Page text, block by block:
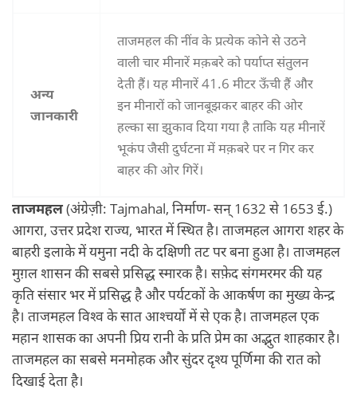
अन्य
जानकारी
ताजमहल की नींव के प्रत्‍येक कोने से उठने
वाली चार मीनारें मक़बरे को पर्याप्‍त संतुलन
देती हैं। यह मीनारें 41.6 मीटर ऊँची हैं और
इन मीनारों को जानबूझकर बाहर की ओर
हल्‍का सा झुकाव दिया गया है ताकि यह मीनारें
भूकंप जैसी दुर्घटना में मक़बरे पर न गिर कर
बाहर की ओर गिरें।
ताजमहल(अंग्रेज़ी: Tajmahal, निर्माण- सन् 1632 से 1653 ई.)
आगरा, उत्तर प्रदेश राज्य, भारत में स्थित है। ताजमहल आगरा शहर के
बाहरी इलाके में यमुना नदी के दक्षिणी तट पर बना हुआ है। ताजमहल
मुग़ल शासन की सबसे प्रसिद्ध स्मारक है। सफ़ेद संगमरमर की यह
कृति संसार भर में प्रसिद्ध है और पर्यटकों के आकर्षण का मुख्य केन्द्र
है। ताजमहल विश्‍व के सात आश्‍चर्यों में से एक है। ताजमहल एक
महान शासक का अपनी प्रिय रानी के प्रति प्रेम का अद्भुत शाहकार है।
ताजमहल का सबसे मनमोहक और सुंदर दृश्‍य पूर्णिमा की रात को
दिखाई देता है।